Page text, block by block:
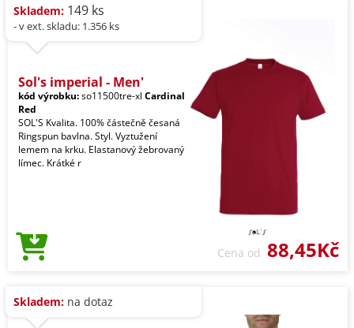
Skladem: 149 ks
- v ext. skladu: 1.356 ks
Sol's imperial - Men'
kód výrobku:so11500tre-xl Cardinal
Red
SOL'S Kvalita. 100% částečně česaná
Ringspun bavlna. Styl. Vyztužení
lemem na krku. Elastanový žebrovaný
límec. Krátké r
Cena od 88,45Kč
Skladem: na dotaz